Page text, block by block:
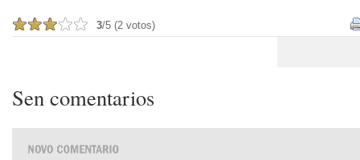
3/5 (2 votos)
Sen comentarios